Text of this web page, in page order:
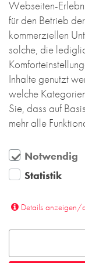
Interesse
Wir freuen
München.
Zum Blog
GmbH
Webseiten-
für den Betrieb
kommerziellen
solche, die
Inhalte genutzt
welche
Sie, dass auf
mehr alle
Notwendig
Statistik
Details anzeigen/